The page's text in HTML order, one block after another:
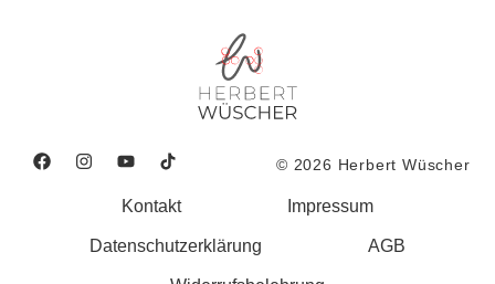
© 2026 Herbert Wüscher
Kontakt Impressum
Datenschutzerklärung AGB